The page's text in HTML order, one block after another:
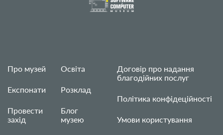
Про музей
Експонати
Провести
захід
Освіта
Розклад
Блог
музею
Договір про надання
благодійних послуг
Політика конфідеційності
Умови користування